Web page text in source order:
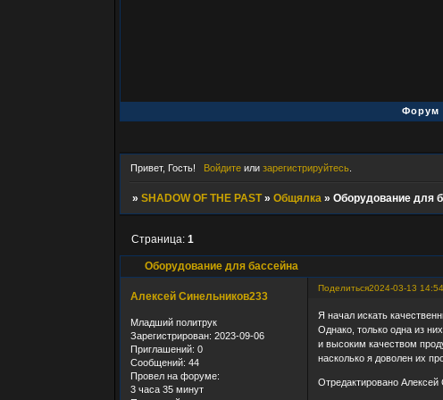
Форум
Привет, Гость! Войдитеили зарегистрируйтесь.
» SHADOW OF THE PAST » Общялка » Оборудование для
Оборудование для бассейна
Страница: 1
Поделиться2024-03-13
Алексей Синельников233
Младший политрук
Зарегистрирован: 2023-09-06
Приглашений: 0
Сообщений: 44
Провел на форуме:
3 часа 35 минут
Я начал искать
Однако, только одна из
и высоким качеством
насколько я доволен их
Отредактировано